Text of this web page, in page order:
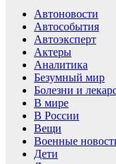
Автоновости
Автособытия
Автоэксперт
Актеры
Аналитика
Безумный мир
Болезни и
В мире
В России
Вещи
Военные
Дети